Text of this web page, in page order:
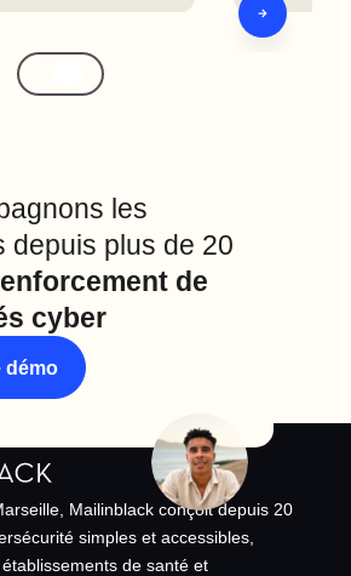
les
depuis plus de 20
de
cyber
démo
Mailinblack conçoit depuis 20
simples et accessibles,
de santé et